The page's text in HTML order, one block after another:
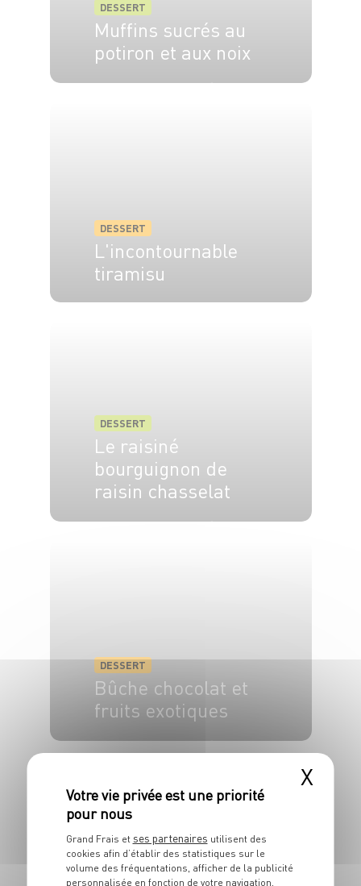
DESSERT
Muffins sucrés au
potiron et aux noix
DESSERT
L'incontournable
tiramisu
DESSERT
Le raisiné
bourguignon de
raisin chasselat
DESSERT
Bûche chocolat et
fruits exotiques
X
Grand Frais et ses partenaires utilisent des
cookies afin d’établir des statistiques sur le
volume des fréquentations, afficher de la publicité
personnalisée en fonction de votre navigation,